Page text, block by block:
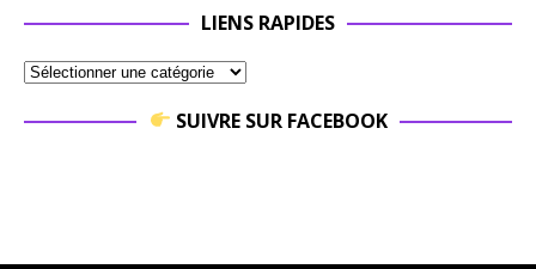
LIENS RAPIDES
SUIVRE SUR FACEBOOK